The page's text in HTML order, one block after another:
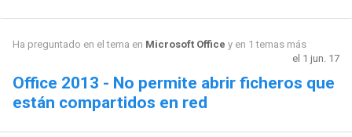
Ha preguntado en el tema en Microsoft Office y en 1 temas más
el 1 jun. 17
Office 2013 - No permite abrir ficheros que
están compartidos en red